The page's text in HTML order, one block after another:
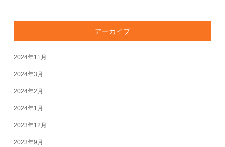
アーカイブ
2024年11月
2024年3月
2024年2月
2024年1月
2023年12月
2023年9月